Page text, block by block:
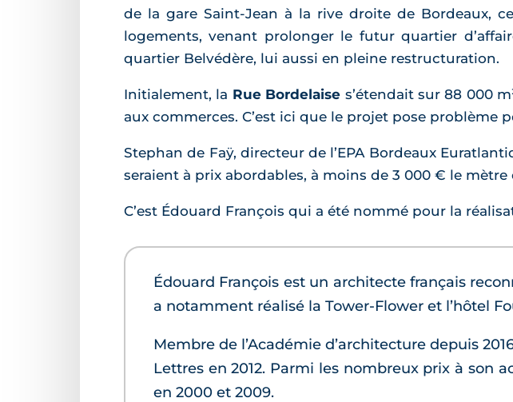
de la gare Saint-Jean à la rive droite de Bordeaux,
logements, venant prolonger le futur quartier
quartier Belvédère, lui aussi en pleine restructuration.
Initialement, la Rue Bordelaise s’étendait sur 88 000
aux commerces. C’est ici que le projet pose
Stephan de Faÿ, directeur de l’EPA Bordeaux
seraient à prix abordables, à moins de 3 000 € le mètre
C’est Édouard François qui a été nommé pour la
Édouard François est un architecte français
a notamment réalisé la Tower-Flower et l’hôtel
Membre de l’Académie d’architecture depuis
Lettres en 2012. Parmi les nombreux prix à son
en 2000 et 2009.